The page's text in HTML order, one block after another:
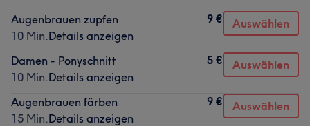
Augenbrauen zupfen
10 Min.Details anzeigen
9 € Auswählen
Damen - Ponyschnitt
10 Min.Details anzeigen
5 € Auswählen
Augenbrauen färben
15 Min.Details anzeigen
9 € Auswählen